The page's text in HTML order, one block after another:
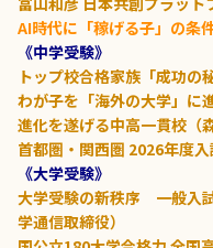
AI時代に「稼げる子」の条
《中学受験》
トップ校合格家族「成功
わが子を「海外の大学」に
進化を遂げる中高一貫校（
首都圏・関西圏 2026年度
《大学受験》
大学受験の新秩序 一般入
学通信取締役）